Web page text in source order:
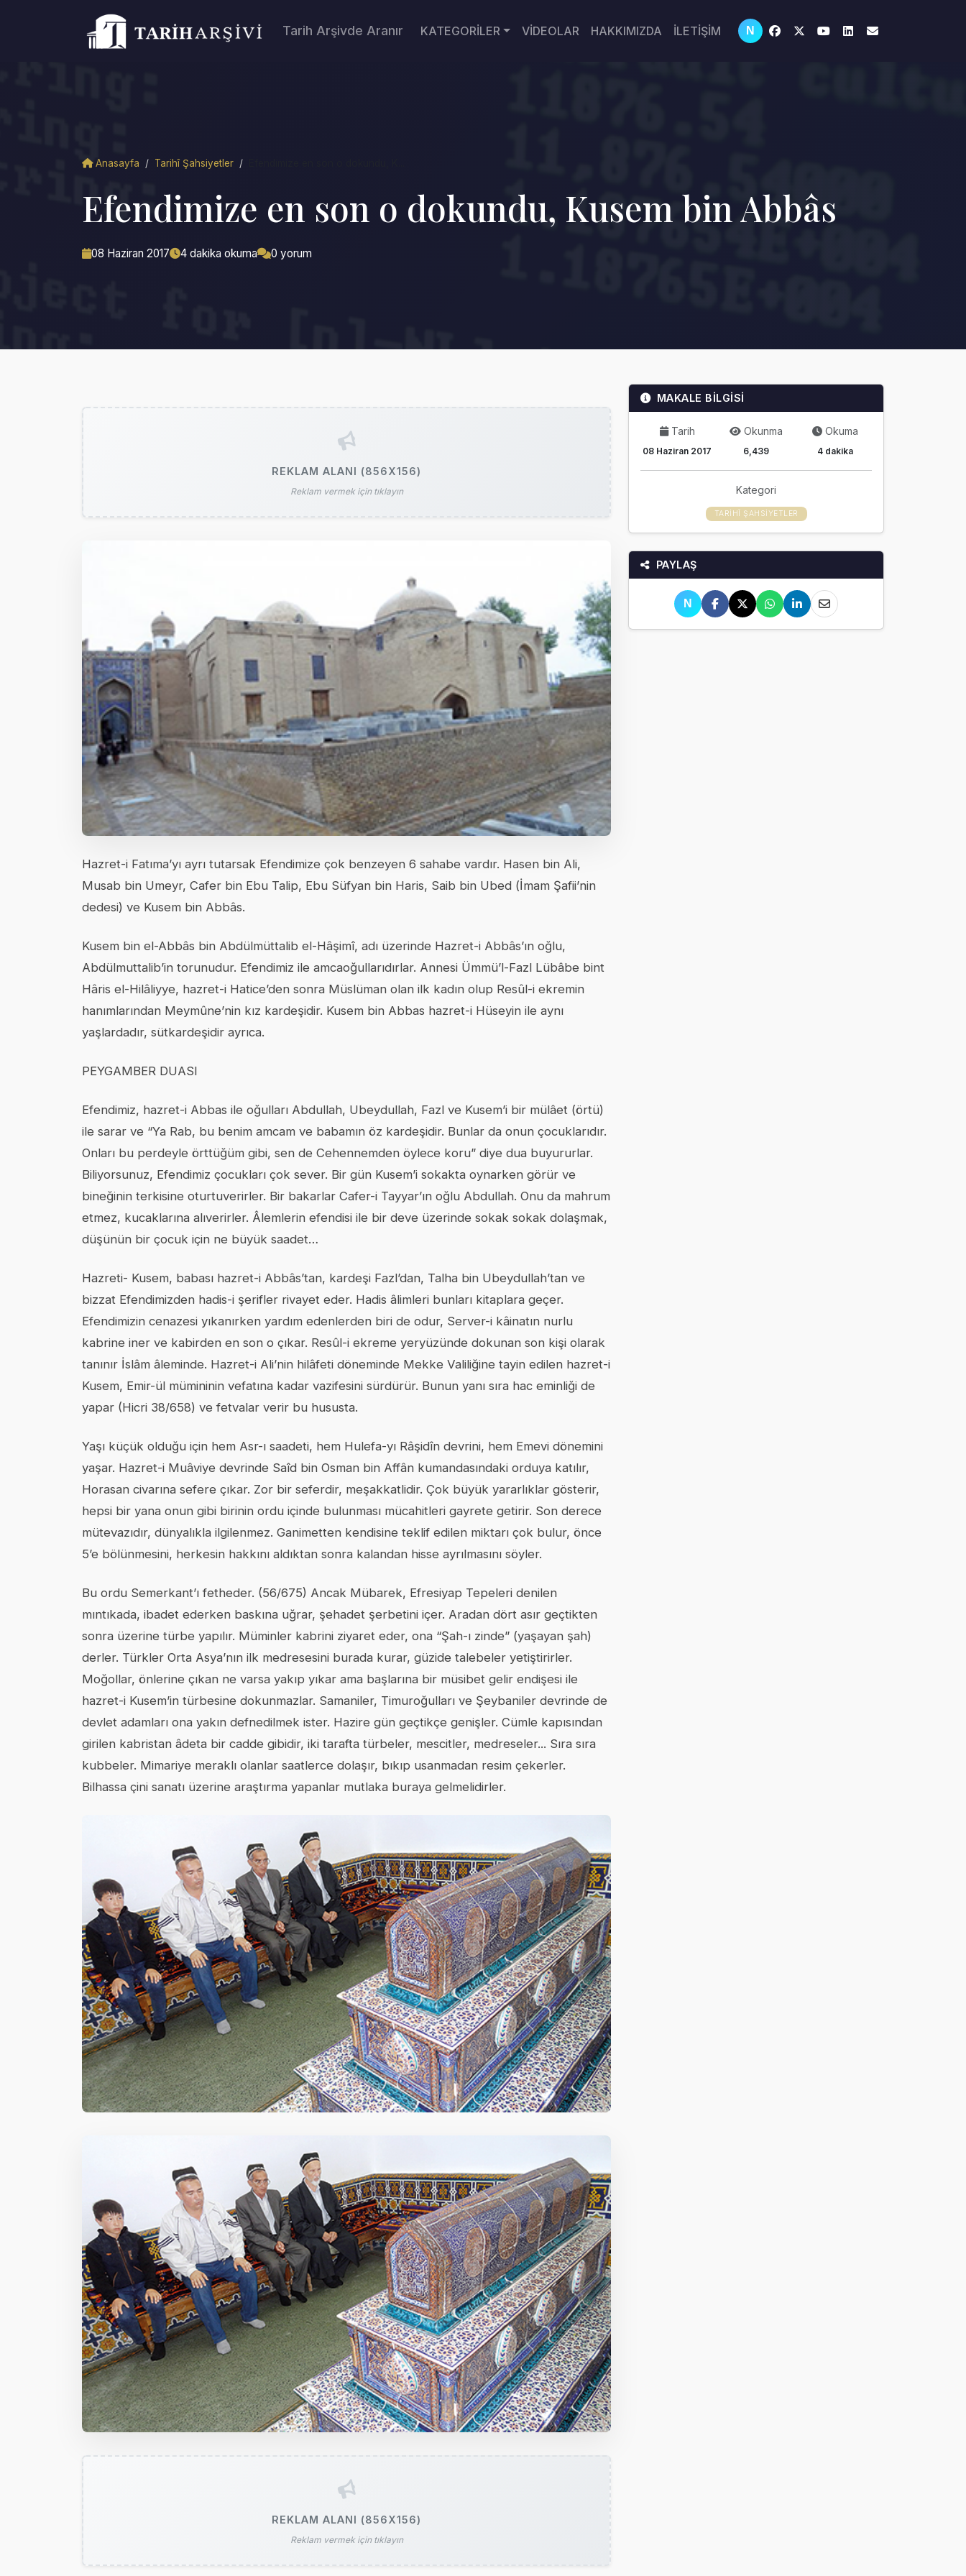
Tarih Arşivde Aranır KATEGORİLER VİDEOLAR HAKKIMIZDA İLETİŞİM N
Anasayfa / Tarihî Şahsiyetler /
Efendimize en son o dokundu, Kusem bin Abbâs
08 Haziran 2017 4 dakika okuma 0 yorum
REKLAM ALANI (856X156)
Reklam vermek için tıklayın
Hazret-i Fatıma’yı ayrı tutarsak Efendimize çok benzeyen 6 sahabe vardır. Hasen bin Ali,
Musab bin Umeyr, Cafer bin Ebu Talip, Ebu Süfyan bin Haris, Saib bin Ubed (İmam Şafii’nin
dedesi) ve Kusem bin Abbâs.
Kusem bin el-Abbâs bin Abdülmüttalib el-Hâşimî, adı üzerinde Hazret-i Abbâs’ın oğlu,
Abdülmuttalib’in torunudur. Efendimiz ile amcaoğullarıdırlar. Annesi Ümmü’l-Fazl Lübâbe bint
Hâris el-Hilâliyye, hazret-i Hatice’den sonra Müslüman olan ilk kadın olup Resûl-i ekremin
hanımlarından Meymûne’nin kız kardeşidir. Kusem bin Abbas hazret-i Hüseyin ile aynı
yaşlardadır, sütkardeşidir ayrıca.
PEYGAMBER DUASI
Efendimiz, hazret-i Abbas ile oğulları Abdullah, Ubeydullah, Fazl ve Kusem’i bir mülâet (örtü)
ile sarar ve “Ya Rab, bu benim amcam ve babamın öz kardeşidir. Bunlar da onun çocuklarıdır.
Onları bu perdeyle örttüğüm gibi, sen de Cehennemden öylece koru” diye dua buyururlar.
Biliyorsunuz, Efendimiz çocukları çok sever. Bir gün Kusem’i sokakta oynarken görür ve
bineğinin terkisine oturtuverirler. Bir bakarlar Cafer-i Tayyar’ın oğlu Abdullah. Onu da mahrum
etmez, kucaklarına alıverirler. Âlemlerin efendisi ile bir deve üzerinde sokak sokak dolaşmak,
düşünün bir çocuk için ne büyük saadet…
Hazreti- Kusem, babası hazret-i Abbâs’tan, kardeşi Fazl’dan, Talha bin Ubeydullah’tan ve
bizzat Efendimizden hadis-i şerifler rivayet eder. Hadis âlimleri bunları kitaplara geçer.
Efendimizin cenazesi yıkanırken yardım edenlerden biri de odur, Server-i kâinatın nurlu
kabrine iner ve kabirden en son o çıkar. Resûl-i ekreme yeryüzünde dokunan son kişi olarak
tanınır İslâm âleminde. Hazret-i Ali’nin hilâfeti döneminde Mekke Valiliğine tayin edilen hazret-i
Kusem, Emir-ül mümininin vefatına kadar vazifesini sürdürür. Bunun yanı sıra hac eminliği de
yapar (Hicri 38/658) ve fetvalar verir bu hususta.
Yaşı küçük olduğu için hem Asr-ı saadeti, hem Hulefa-yı Râşidîn devrini, hem Emevi dönemini
yaşar. Hazret-i Muâviye devrinde Saîd bin Osman bin Affân kumandasındaki orduya katılır,
Horasan civarına sefere çıkar. Zor bir seferdir, meşakkatlidir. Çok büyük yararlıklar gösterir,
hepsi bir yana onun gibi birinin ordu içinde bulunması mücahitleri gayrete getirir. Son derece
mütevazıdır, dünyalıkla ilgilenmez. Ganimetten kendisine teklif edilen miktarı çok bulur, önce
5’e bölünmesini, herkesin hakkını aldıktan sonra kalandan hisse ayrılmasını söyler.
Bu ordu Semerkant’ı fetheder. (56/675) Ancak Mübarek, Efresiyap Tepeleri denilen
mıntıkada, ibadet ederken baskına uğrar, şehadet şerbetini içer. Aradan dört asır geçtikten
sonra üzerine türbe yapılır. Müminler kabrini ziyaret eder, ona “Şah-ı zinde” (yaşayan şah)
derler. Türkler Orta Asya’nın ilk medresesini burada kurar, güzide talebeler yetiştirirler.
Moğollar, önlerine çıkan ne varsa yakıp yıkar ama başlarına bir müsibet gelir endişesi ile
hazret-i Kusem’in türbesine dokunmazlar. Samaniler, Timuroğulları ve Şeybaniler devrinde de
devlet adamları ona yakın defnedilmek ister. Hazire gün geçtikçe genişler. Cümle kapısından
girilen kabristan âdeta bir cadde gibidir, iki tarafta türbeler, mescitler, medreseler... Sıra sıra
kubbeler. Mimariye meraklı olanlar saatlerce dolaşır, bıkıp usanmadan resim çekerler.
Bilhassa çini sanatı üzerine araştırma yapanlar mutlaka buraya gelmelidirler.
REKLAM ALANI (856X156)
Reklam vermek için tıklayın
MAKALE BİLGİSİ
Tarih
08 Haziran 2017
Okunma
6,439
Okuma
4 dakika
Kategori
TARIHÎ ŞAHSIYETLER
PAYLAŞ
N